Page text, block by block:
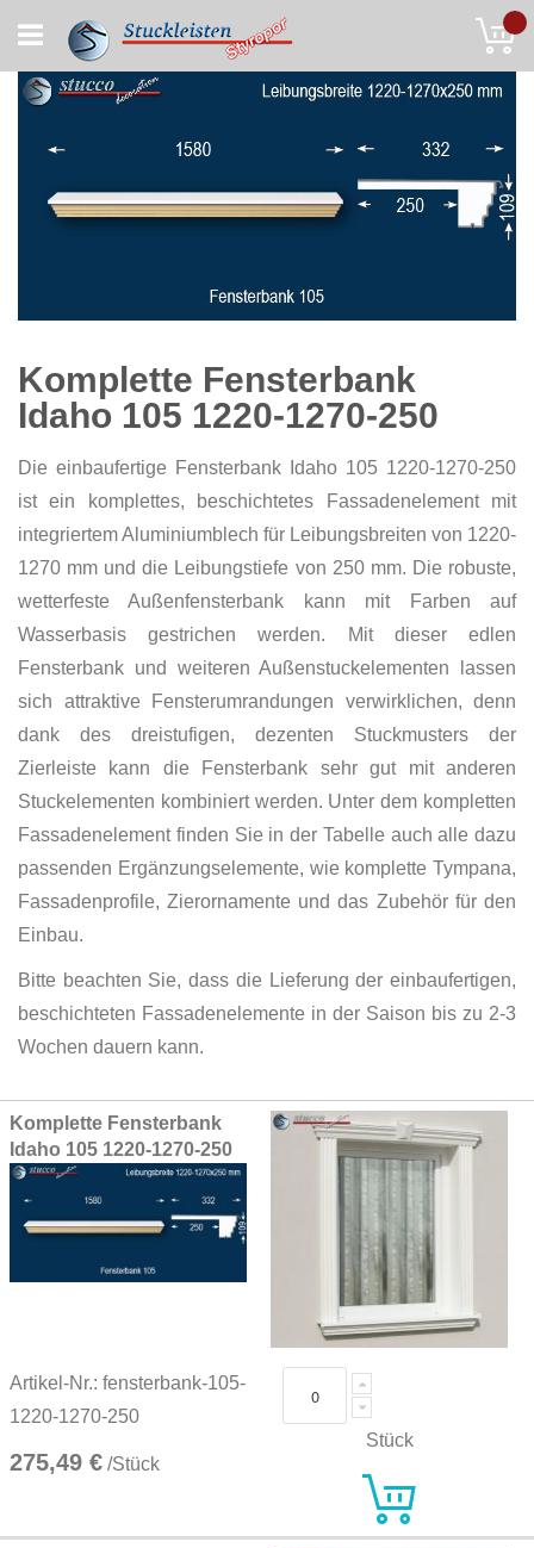
to
Content
Komplette Fensterbank
Idaho 105 1220-1270-250
Die einbaufertige Fensterbank Idaho 105 1220-1270-250
ist ein komplettes, beschichtetes Fassadenelement mit
integriertem Aluminiumblech für Leibungsbreiten von 1220-
1270 mm und die Leibungstiefe von 250 mm. Die robuste,
wetterfeste Außenfensterbank kann mit Farben auf
Wasserbasis gestrichen werden. Mit dieser edlen
Fensterbank und weiteren Außenstuckelementen lassen
sich attraktive Fensterumrandungen verwirklichen, denn
dank des dreistufigen, dezenten Stuckmusters der
Zierleiste kann die Fensterbank sehr gut mit anderen
Stuckelementen kombiniert werden. Unter dem kompletten
Fassadenelement finden Sie in der Tabelle auch alle dazu
passenden Ergänzungselemente, wie komplette Tympana,
Fassadenprofile, Zierornamente und das Zubehör für den
Einbau.
Bitte beachten Sie, dass die Lieferung der einbaufertigen,
beschichteten Fassadenelemente in der Saison bis zu 2-3
Wochen dauern kann.
Grouped
product
items
Komplette Fensterbank
Idaho 105 1220-1270-250
Artikel-Nr.: fensterbank-105-
1220-1270-250
275,49 € /Stück
Stück